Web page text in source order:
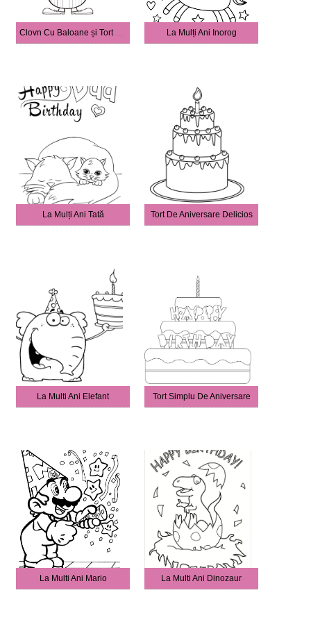
Clovn Cu Baloane și Tort De Aniversare La Mulți Ani Inorog
La Mulți Ani Tată Tort De Aniversare Delicios
La Multi Ani Elefant Tort Simplu De Aniversare
La Multi Ani Mario La Multi Ani Dinozaur